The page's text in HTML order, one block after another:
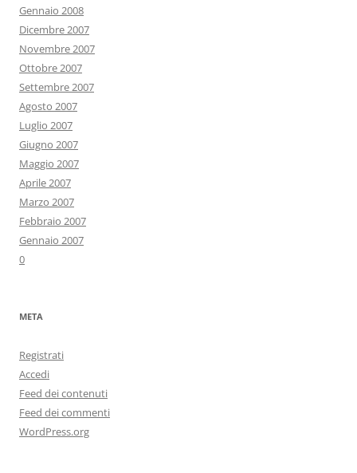
Gennaio 2008
Dicembre 2007
Novembre 2007
Ottobre 2007
Settembre 2007
Agosto 2007
Luglio 2007
Giugno 2007
Maggio 2007
Aprile 2007
Marzo 2007
Febbraio 2007
Gennaio 2007
0
META
Registrati
Accedi
Feed dei contenuti
Feed dei commenti
WordPress.org